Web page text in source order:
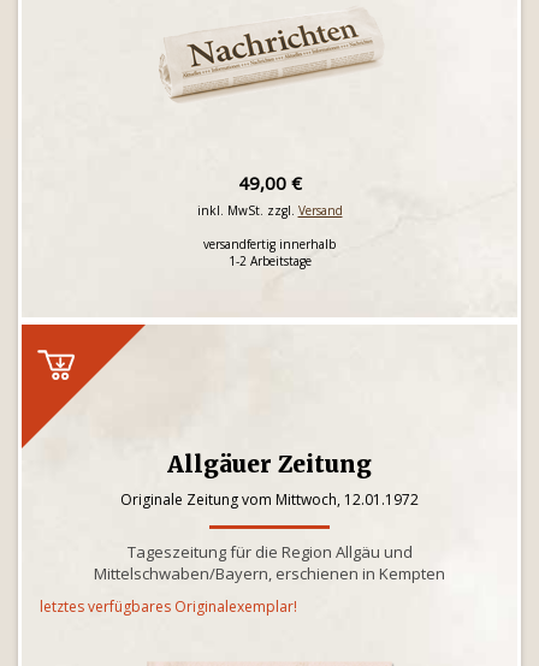
49,00 €
inkl. MwSt. zzgl. Versand
versandfertig innerhalb
1-2 Arbeitstage
Allgäuer Zeitung
Originale Zeitung vom Mittwoch, 12.01.1972
Tageszeitung für die Region Allgäu und
Mittelschwaben/Bayern, erschienen in Kempten
letztes verfügbares Originalexemplar!